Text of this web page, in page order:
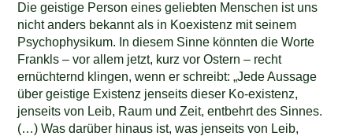
Die geistige Person eines geliebten Menschen ist uns
nicht anders bekannt als in Koexistenz mit seinem
Psychophysikum. In diesem Sinne könnten die Worte
Frankls – vor allem jetzt, kurz vor Ostern – recht
ernüchternd klingen, wenn er schreibt: „Jede Aussage
über geistige Existenz jenseits dieser Ko-existenz,
jenseits von Leib, Raum und Zeit, entbehrt des Sinnes.
(…) Was darüber hinaus ist, was jenseits von Leib,